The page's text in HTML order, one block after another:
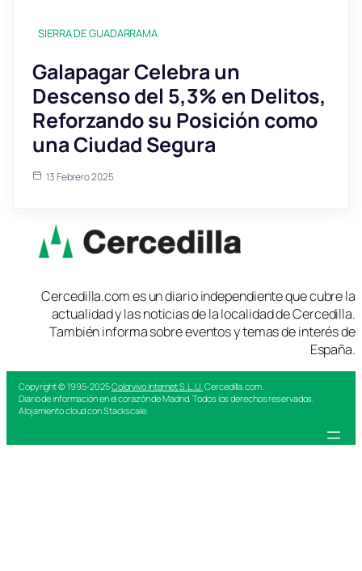
SIERRA DE GUADARRAMA
Galapagar Celebra un
Descenso del 5,3% en Delitos,
Reforzando su Posición como
una Ciudad Segura
13 Febrero 2025
Cercedilla.com es un diario independiente que cubre la
actualidad y las noticias de la localidad de Cercedilla.
También informa sobre eventos y temas de interés de
España.
Copyright © 1995-2025Colorvivo Internet S.L.U. Cercedilla.com.
Diario de información en el corazón de Madrid. Todos los derechos reservados.
Alojamiento cloud con Stackscale.